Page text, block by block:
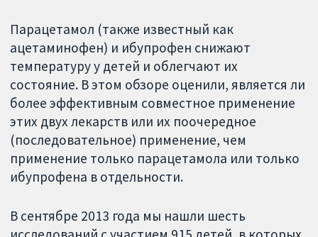
Парацетамол (также известный как
ацетаминофен) и ибупрофен снижают
температуру у детей и облегчают их
состояние. В этом обзоре оценили, является ли
более эффективным совместное применение
этих двух лекарств или их поочередное
(последовательное) применение, чем
применение только парацетамола или только
ибупрофена в отдельности.
В сентябре 2013 года мы нашли шесть